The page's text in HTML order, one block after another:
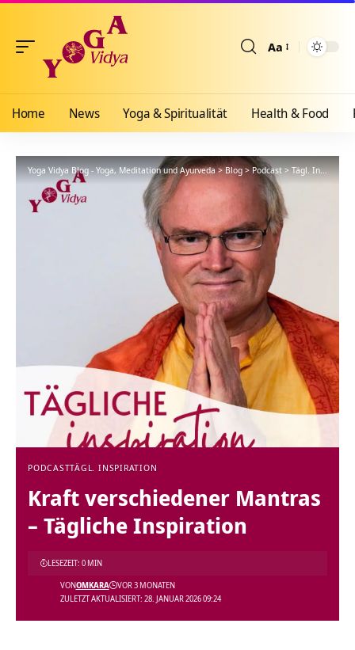
Aa
Home News Yoga & Spiritualität Health & Food
Yoga Vidya Blog - Yoga, Meditation und Ayurveda>Blog>Podcast>Tägl. Inspiration
PODCASTTÄGL. INSPIRATION
Kraft verschiedener Mantras
– Tägliche Inspiration
ZULETZT AKTUALISIERT: 28. JANUAR 2026 09:24
VONOMKARA VOR 3 MONATEN
LESEZEIT: 0 MIN